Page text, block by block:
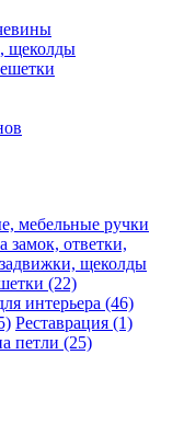
щеколды
мебельные ручки
замок, ответки,
щеколды
(22)
интерьера (46)
Реставрация (1)
петли (25)